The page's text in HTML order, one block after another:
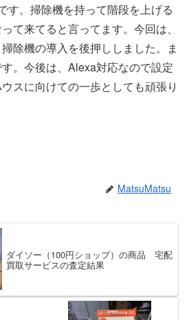
す。掃除機を持って階段を上げる
て来てると言ってます。今回は、
除機の導入を後押ししました。ま
。今後は、Alexa対応なので設定
スに向けての一歩としても頑張り
MatsuMatsu
ダイソー（100円ショップ）の商品 宅配
買取サービスの査定結果